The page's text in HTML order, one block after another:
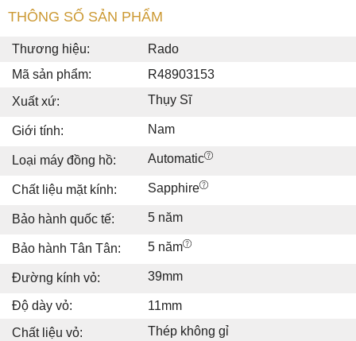
THÔNG SỐ SẢN PHẨM
Thương hiệu:
Rado
Mã sản phẩm:
R48903153
Xuất xứ:
Thụy Sĩ
Giới tính: Nam
Loại máy đồng hồ: Automatic
Chất liệu mặt kính: Sapphire
Bảo hành quốc tế: 5 năm
Bảo hành Tân Tân: 5 năm
Đường kính vỏ: 39mm
Độ dày vỏ:
11mm
Chất liệu vỏ:
Thép không gỉ